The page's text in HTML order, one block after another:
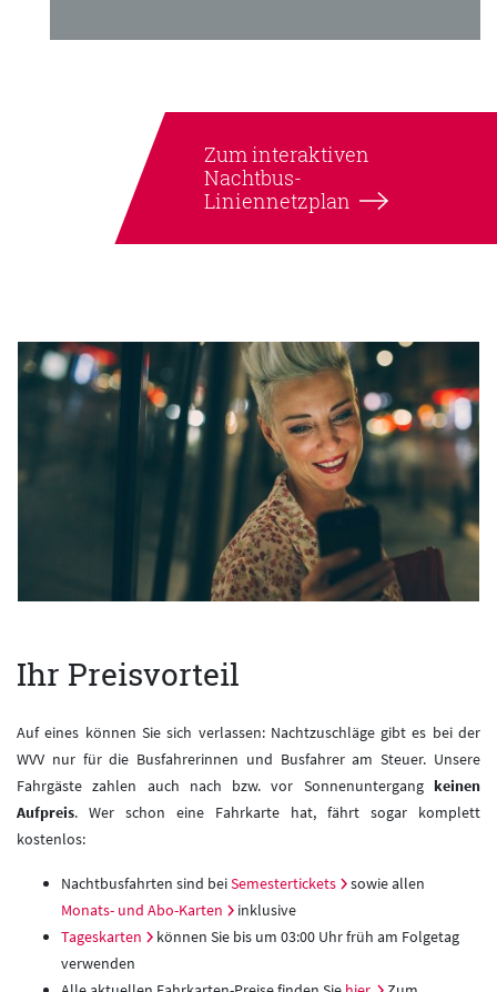
Zum interaktiven
Nachtbus-
Liniennetzplan
Ihr Preisvorteil
Auf eines können Sie sich verlassen: Nachtzuschläge gibt es bei der
WVV nur für die Busfahrerinnen und Busfahrer am Steuer. Unsere
Fahrgäste zahlen auch nach bzw. vor Sonnenuntergang keinen
Aufpreis. Wer schon eine Fahrkarte hat, fährt sogar komplett
kostenlos:
Nachtbusfahrten sind beiSemestertickets
sowie allen
Monats- und Abo-Karten
inklusive
Tageskarten
können Sie bis um 03:00 Uhr früh am Folgetag
verwenden